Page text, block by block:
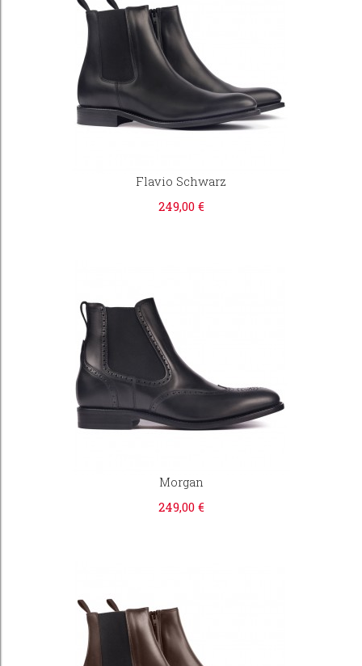
Flavio Schwarz
249,00 €
Morgan
249,00 €